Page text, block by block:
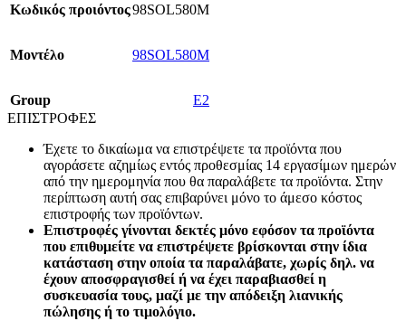
Κωδικός προιόντος98SOL580M
Mοντέλο 98SOL580M
Group
E2
ΕΠΙΣΤΡΟΦΕΣ
Έχετε το δικαίωμα να επιστρέψετε τα προϊόντα που
αγοράσετε αζημίως εντός προθεσμίας 14 εργασίμων ημερών
από την ημερομηνία που θα παραλάβετε τα προϊόντα. Στην
περίπτωση αυτή σας επιβαρύνει μόνο το άμεσο κόστος
επιστροφής των προϊόντων.
Επιστροφές γίνονται δεκτές μόνο εφόσον τα προϊόντα
που επιθυμείτε να επιστρέψετε βρίσκονται στην ίδια
κατάσταση στην οποία τα παραλάβατε, χωρίς δηλ. να
έχουν αποσφραγισθεί ή να έχει παραβιασθεί η
συσκευασία τους, μαζί με την απόδειξη λιανικής
πώλησης ή το τιμολόγιο.